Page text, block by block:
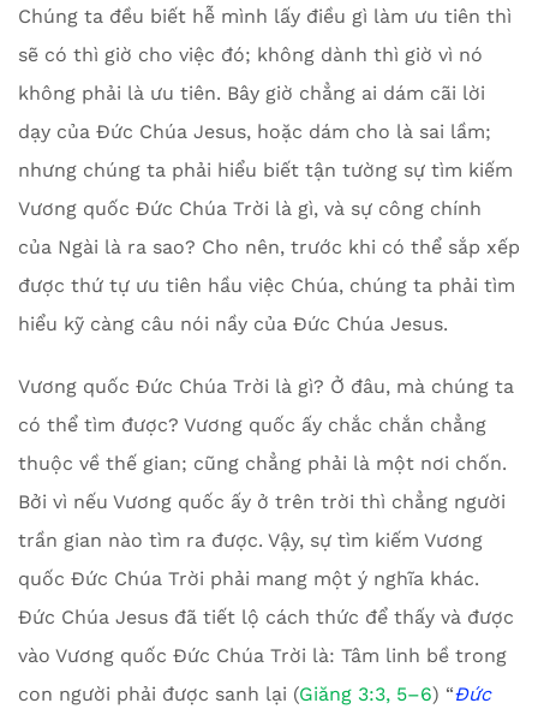
Chúng ta đều biết hễ mình lấy điều gì làm ưu tiên thì
sẽ có thì giờ cho việc đó; không dành thì giờ vì nó
không phải là ưu tiên. Bây giờ chẳng ai dám cãi lời
dạy của Đức Chúa Jesus, hoặc dám cho là sai lầm;
nhưng chúng ta phải hiểu biết tận tường sự tìm kiếm
Vương quốc Đức Chúa Trời là gì, và sự công chính
của Ngài là ra sao? Cho nên, trước khi có thể sắp xếp
được thứ tự ưu tiên hầu việc Chúa, chúng ta phải tìm
hiểu kỹ càng câu nói nầy của Đức Chúa Jesus.
Vương quốc Đức Chúa Trời là gì? Ở đâu, mà chúng ta
có thể tìm được? Vương quốc ấy chắc chắn chẳng
thuộc về thế gian; cũng chẳng phải là một nơi chốn.
Bởi vì nếu Vương quốc ấy ở trên trời thì chẳng người
trần gian nào tìm ra được. Vậy, sự tìm kiếm Vương
quốc Đức Chúa Trời phải mang một ý nghĩa khác.
Đức Chúa Jesus đã tiết lộ cách thức để thấy và được
vào Vương quốc Đức Chúa Trời là: Tâm linh bề trong
con người phải được sanh lại (Giăng 3:3, 5–6) “Đức